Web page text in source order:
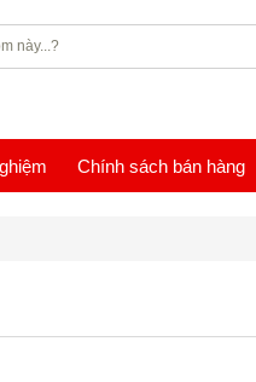
Chính sách bán hàng